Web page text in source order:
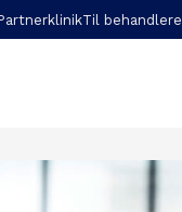
Til behandlere